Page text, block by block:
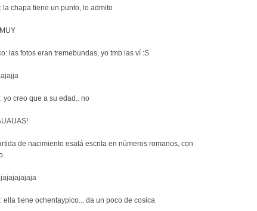
la chapa tiene un punto, lo admito
las fotos eran tremebundas, yo tmb las ví :S
yo creo que a su edad.. no
de nacimiento esatá escrita en números romanos, con
ella tiene ochentaypico... da un poco de cosica